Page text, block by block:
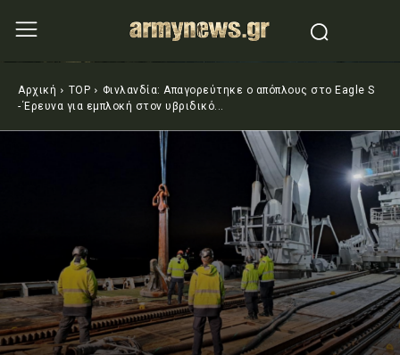
Αρχική TOP
Φινλανδία: Απαγορεύτηκε ο απόπλους στο Eagle S
-΄Ερευνα για εμπλοκή στον υβριδικό...